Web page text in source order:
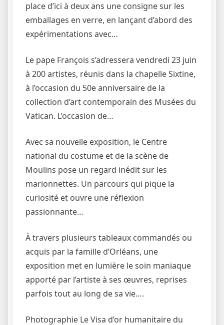
place d’ici à deux ans une consigne sur les
emballages en verre, en lançant d’abord des
expérimentations avec…
Le pape François s’adressera vendredi 23 juin
à 200 artistes, réunis dans la chapelle Sixtine,
à l’occasion du 50e anniversaire de la
collection d’art contemporain des Musées du
Vatican. L’occasion de…
Avec sa nouvelle exposition, le Centre
national du costume et de la scène de
Moulins pose un regard inédit sur les
marionnettes. Un parcours qui pique la
curiosité et ouvre une réflexion
passionnante…
À travers plusieurs tableaux commandés ou
acquis par la famille d’Orléans, une
exposition met en lumière le soin maniaque
apporté par l’artiste à ses œuvres, reprises
parfois tout au long de sa vie….
Photographie Le Visa d’or humanitaire du